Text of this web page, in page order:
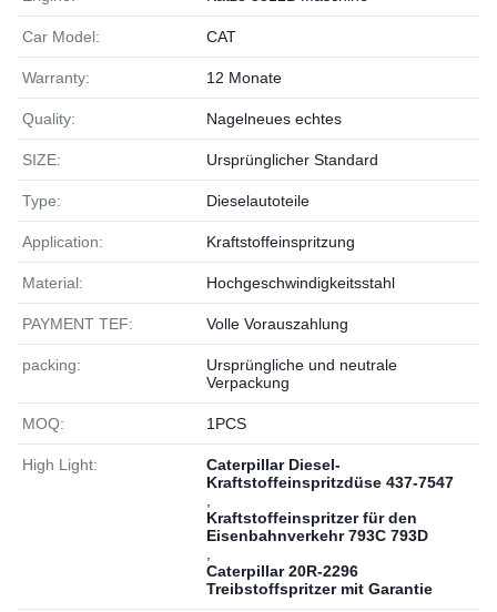
Car Model: CAT
Warranty: 12 Monate
Quality: Nagelneues echtes
SIZE: Ursprünglicher Standard
Type: Dieselautoteile
Application: Kraftstoffeinspritzung
Material: Hochgeschwindigkeitsstahl
PAYMENT TEF: Volle Vorauszahlung
packing:
Ursprüngliche und neutrale
Verpackung
MOQ: 1РСS
High Light:
Caterpillar Diesel-
Kraftstoffeinspritzdüse 437-7547
Kraftstoffeinspritzer für den
Eisenbahnverkehr 793C 793D
Caterpillar 20R-2296
Treibstoffspritzer mit Garantie